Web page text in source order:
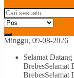
Minggu, 09-08-2026
Selamat
BrebesSelamat
BrebesSelamat